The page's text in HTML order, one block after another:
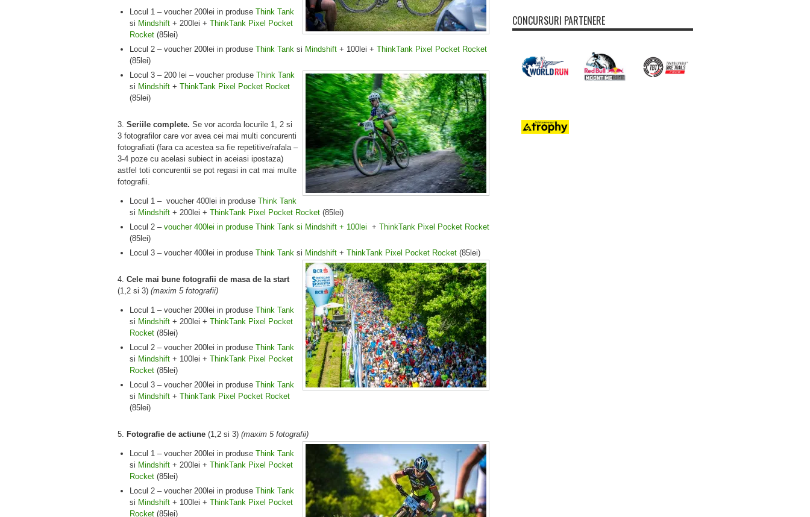
Locul 1 – voucher 200lei in produseThink Tank
si Mindshift+ 200lei + ThinkTank Pixel Pocket
Rocket (85lei)
Locul 2 – voucher 200lei in produseThink Tank si Mindshift+ 100lei + ThinkTank Pixel Pocket Rocket
(85lei)
Locul 3 – 200 lei – voucher produseThink Tank
si Mindshift+ ThinkTank Pixel Pocket Rocket
(85lei)
3. Seriile complete. Se vor acorda locurile 1, 2 si
3 fotografilor care vor avea cei mai multi concurenti
fotografiati (fara ca acestea sa fie repetitive/rafala –
3-4 poze cu acelasi subiect in aceiasi ipostaza)
astfel toti concurentii se pot regasi in cat mai multe
fotografii.
Locul 1 – voucher 400lei in produseThink Tank
si Mindshift+ 200lei + ThinkTank Pixel Pocket Rocket (85lei)
Locul 2 – voucher 400lei in produseThink Tank si Mindshift+ 100lei + ThinkTank Pixel Pocket Rocket
(85lei)
Locul 3 – voucher 400lei in produseThink Tank si Mindshift+ ThinkTank Pixel Pocket Rocket (85lei)
4. Cele mai bune fotografii de masa de la start
(1,2 si 3) (maxim 5 fotografii)
Locul 1 – voucher 200lei in produseThink Tank
si Mindshift+ 200lei + ThinkTank Pixel Pocket
Rocket (85lei)
Locul 2 – voucher 200lei in produseThink Tank
si Mindshift+ 100lei + ThinkTank Pixel Pocket
Rocket (85lei)
Locul 3 – voucher 200lei in produseThink Tank
si Mindshift+ ThinkTank Pixel Pocket Rocket
(85lei)
5. Fotografie de actiune(1,2 si 3) (maxim 5 fotografii)
Locul 1 – voucher 200lei in produseThink Tank
si Mindshift+ 200lei + ThinkTank Pixel Pocket
Rocket (85lei)
Locul 2 – voucher 200lei in produseThink Tank
si Mindshift+ 100lei + ThinkTank Pixel Pocket
Rocket (85lei)
CONCURSURI PARTENERE